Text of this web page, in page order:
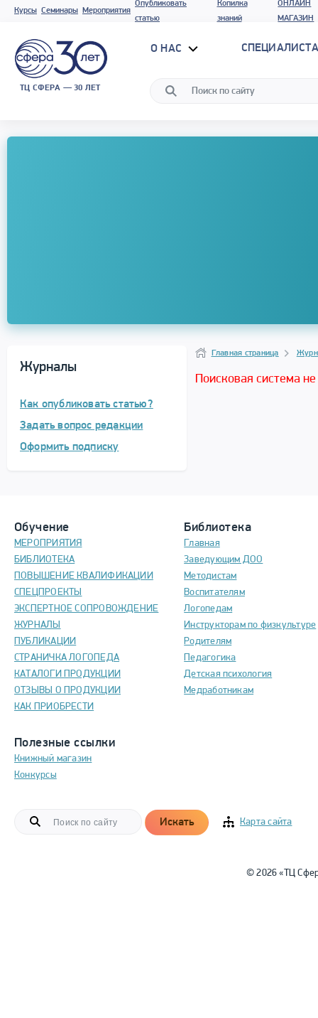
Курсы Семинары Мероприятия
Опубликовать
статью
Копилка
знаний
ОНЛАЙН
МАГАЗИН
ТЦ СФЕРА — 30 ЛЕТ
О НАС
Журналы
Как опубликовать статью?
Задать вопрос редакции
Оформить подписку
НавигацияГлавная страница
Поисковая система
Обучение
МЕРОПРИЯТИЯ
БИБЛИОТЕКА
ПОВЫШЕНИЕ КВАЛИФИКАЦИИ
СПЕЦПРОЕКТЫ
ЭКСПЕРТНОЕ СОПРОВОЖДЕНИЕ
ЖУРНАЛЫ
ПУБЛИКАЦИИ
СТРАНИЧКА ЛОГОПЕДА
КАТАЛОГИ ПРОДУКЦИИ
ОТЗЫВЫ О ПРОДУКЦИИ
КАК ПРИОБРЕСТИ
Полезные ссылки
Книжный магазин
Конкурсы
Библиотека
Главная
Заведующим ДОО
Методистам
Воспитателям
Логопедам
Инструкторам по физкультуре
Родителям
Педагогика
Детская психология
Медработникам
Искать Карта сайта
© 2026 «ТЦ